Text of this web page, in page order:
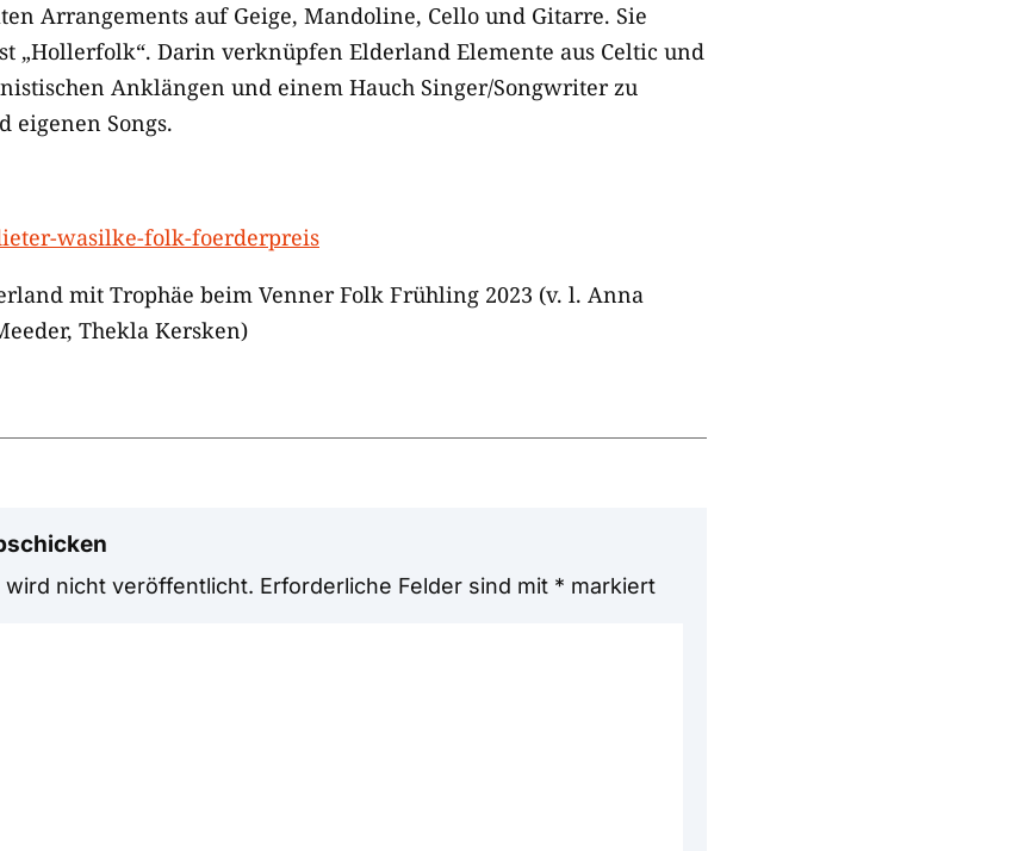
Arrangements auf Geige, Mandoline, Cello und Gitarre. Sie
„Hollerfolk“. Darin verknüpfen Elderland Elemente aus Celtic und
Anklängen und einem Hauch Singer/Songwriter zu
eigenen Songs.
wasilke-folk-foerderpreis
mit Trophäe beim Venner Folk Frühling 2023 (v. l. Anna
Thekla Kersken)
wird nicht veröffentlicht. Erforderliche Felder sind mit * markiert